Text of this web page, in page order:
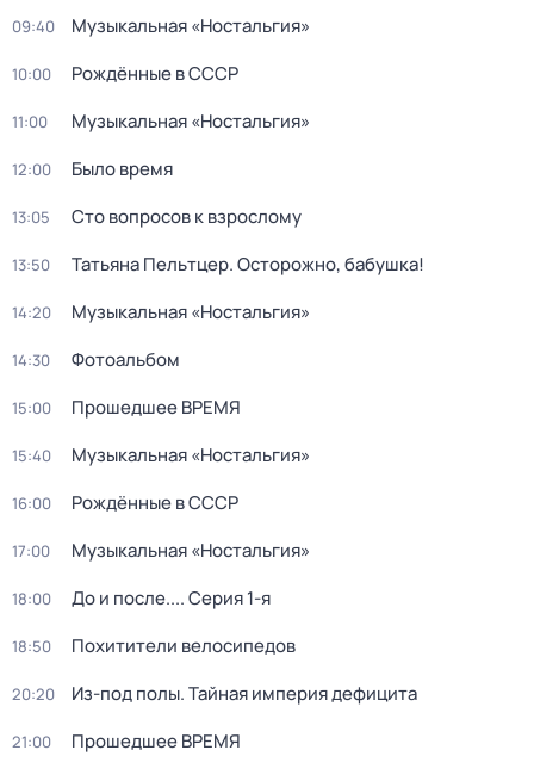
09:40 Музыкальная «Ностальгия»
10:00 Рождённые в СССР
11:00 Музыкальная «Ностальгия»
12:00 Было время
13:05 Сто вопросов к взрослому
13:50 Татьяна Пельтцер. Осторожно, бабушка!
14:20 Музыкальная «Ностальгия»
14:30 Фотоальбом
15:00 Прошедшее ВРЕМЯ
15:40 Музыкальная «Ностальгия»
16:00 Рождённые в СССР
17:00 Музыкальная «Ностальгия»
18:00 До и после.... Серия 1-я
18:50 Похитители велосипедов
20:20 Из-под полы. Тайная империя дефицита
21:00 Прошедшее ВРЕМЯ